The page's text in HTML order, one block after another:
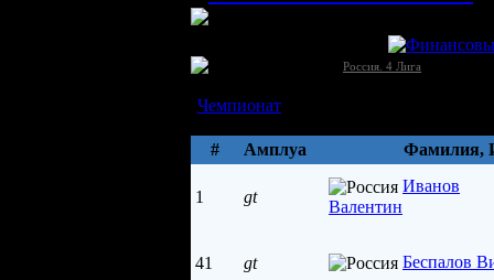
Россия. 4 Лига
Чемпионат
#
Амплуа Фамилия,
1 gt
Иванов
Валентин
41 gt Беспалов